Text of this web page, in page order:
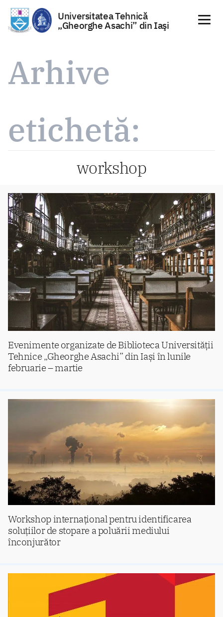
conținut
Universitatea Tehnică
„Gheorghe Asachi” din Iaşi
Arhive
etichetă:
workshop
Evenimente organizate de Biblioteca Universității
Tehnice „Gheorghe Asachi” din Iași în lunile
februarie – martie
Workshop internațional pentru identificarea
soluțiilor de stopare a poluării mediului
înconjurător